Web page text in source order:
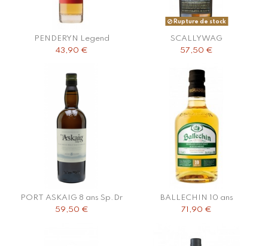
PENDERYN Legend
43,90 €
Rupture de stock
SCALLYWAG
57,50 €
PORT ASKAIG 8 ans Sp.Dr
59,50 €
BALLECHIN 10 ans
71,90 €